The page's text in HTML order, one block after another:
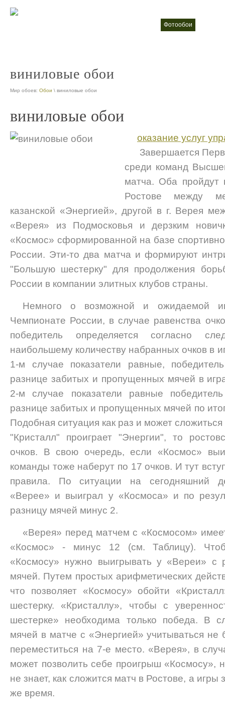
фотообои
виниловые обои
Мир обоев: Обои \ виниловые обои
виниловые обои
оказание услуг
Завершается
среди команд
матча. Оба пройдут
Ростове между
казанской «Энергией», другой в г. Верея
«Верея» из Подмосковья и дерзким
«Космос» сформированной на базе
России. Эти-то два матча и формируют
"Большую шестерку" для продолжения
России в компании элитных клубов страны.
Немного о возможной и ожидаемой
Чемпионате России, в случае равенства
победитель определяется согласно
наибольшему количеству набранных очков в
1-м случае показатели равные,
разнице забитых и пропущенных мячей в
2-м случае показатели равные
разнице забитых и пропущенных мячей по
Подобная ситуация как раз и может
"Кристалл" проиграет "Энергии", то
очков. В свою очередь, если «Космос»
команды тоже наберут по 17 очков. И тут
правила. По ситуации на сегодняшний
«Верее» и выиграл у «Космоса» и по
разницу мячей минус 2.
«Верея» перед матчем с «Космосом»
«Космос» - минус 12 (см. Таблицу).
«Космосу» нужно выигрывать у «Вереи» с
мячей. Путем простых арифметических
что позволяет «Космосу» обойти
шестерку. «Кристаллу», чтобы с
шестерке» необходима только победа. В
мячей в матче с «Энергией» учитываться не
переместиться на 7-е место. «Верея», в
может позволить себе проигрыш «Космосу»,
не знает, как сложится матч в Ростове, а
же время.